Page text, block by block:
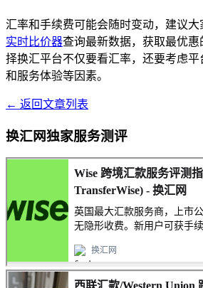
汇率和手续费可能会随时变动，建议大
实时比价器查询最新数据，获取最优
择换汇平台不仅要看汇率，还要考虑
和服务体验等因素。
← 返回文章列表
换汇网独家服务测评